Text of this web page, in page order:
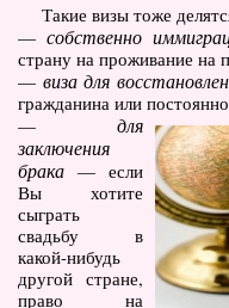
Новости
Справочник туриста
Контакты
Такие визы тоже
— собственно
страну на проживание на
— виза для
гражданина или
—для
заключения
брака — если
Вы хотите
сыграть
свадьбу в
какой-нибудь
другой стране,
право на